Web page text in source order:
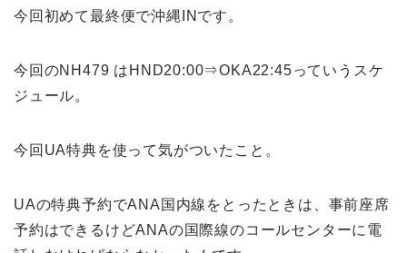
今回初めて最終便で沖縄INです。
今回のNH479 はHND20:00⇒OKA22:45っていうスケ
ジュール。
今回UA特典を使って気がついたこと。
UAの特典予約でANA国内線をとったときは、事前座席
予約はできるけどANAの国際線のコールセンターに電